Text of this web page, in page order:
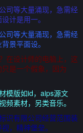
司等大量涌现，急需经
计是用一。
司等大量涌现，急需经
景平面设。
在设计师的电脑上，这
是一个假象，因为
模版如id，aips源文
频素材，另类音乐。
识有限公司经营范围装
，精神堡垒。